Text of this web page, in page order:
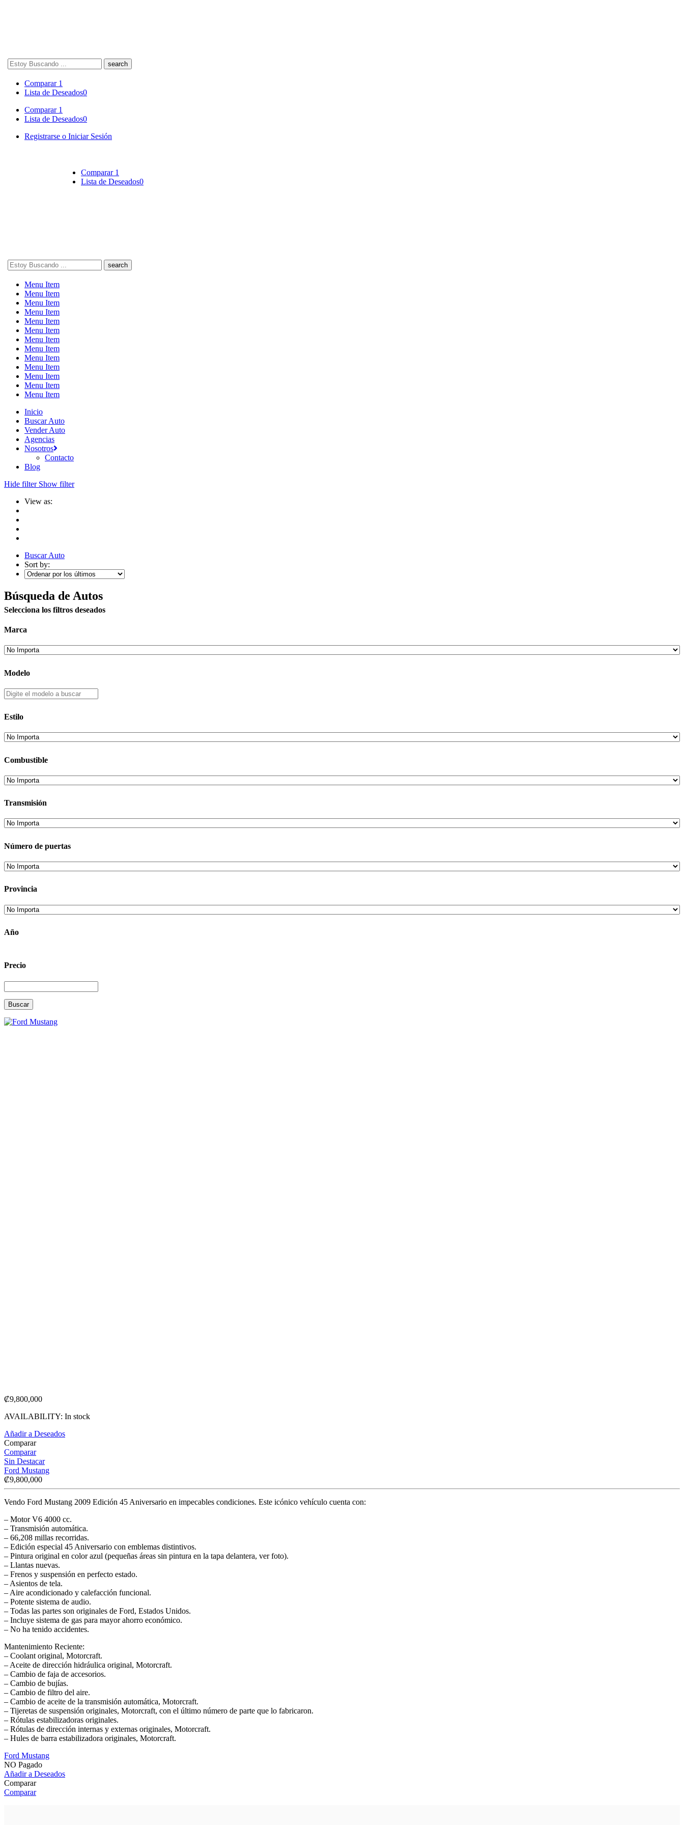
Search
here
Comparar 1
Lista de Deseados0
Comparar 1
Lista de Deseados0
Registrarse o Iniciar Sesión
Comparar 1
Lista de Deseados0
Search
here
Menu Item
Menu Item
Menu Item
Menu Item
Menu Item
Menu Item
Menu Item
Menu Item
Menu Item
Menu Item
Menu Item
Menu Item
Menu Item
Inicio
Buscar Auto
Vender Auto
Agencias
Nosotros
Contacto
Blog
Hide filter Show filter
View as:
Buscar Auto
Sort by:
Búsqueda de Autos
Selecciona los filtros deseados
Marca
Modelo
Estilo
Combustible
Transmisión
Número de puertas
Provincia
Año
Precio
Buscar
₡9,800,000
AVAILABILITY: In stock
Añadir a Deseados
Comparar
Comparar
Sin Destacar
Ford Mustang
₡9,800,000
Vendo Ford Mustang 2009 Edición 45 Aniversario en impecables condiciones. Este icónico vehículo cuenta con:
– Motor V6 4000 cc.
– Transmisión automática.
– 66,208 millas recorridas.
– Edición especial 45 Aniversario con emblemas distintivos.
– Pintura original en color azul (pequeñas áreas sin pintura en la tapa delantera, ver foto).
– Llantas nuevas.
– Frenos y suspensión en perfecto estado.
– Asientos de tela.
– Aire acondicionado y calefacción funcional.
– Potente sistema de audio.
– Todas las partes son originales de Ford, Estados Unidos.
– Incluye sistema de gas para mayor ahorro económico.
– No ha tenido accidentes.
Mantenimiento Reciente:
– Coolant original, Motorcraft.
– Aceite de dirección hidráulica original, Motorcraft.
– Cambio de faja de accesorios.
– Cambio de bujías.
– Cambio de filtro del aire.
– Cambio de aceite de la transmisión automática, Motorcraft.
– Tijeretas de suspensión originales, Motorcraft, con el último número de parte que lo fabricaron.
– Rótulas estabilizadoras originales.
– Rótulas de dirección internas y externas originales, Motorcraft.
– Hules de barra estabilizadora originales, Motorcraft.
Ford Mustang
NO Pagado
Añadir a Deseados
Comparar
Comparar